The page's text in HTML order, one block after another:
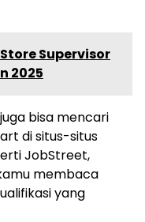
Supervisor
2025
bisa mencari
di situs-situs
JobStreet,
membaca
yang